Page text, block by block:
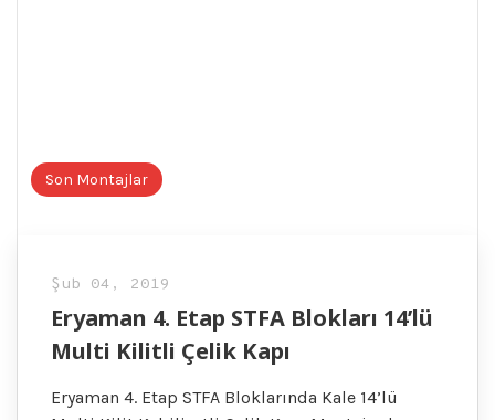
Son Montajlar
Şub 04, 2019
Eryaman 4. Etap STFA Blokları 14’lü
Multi Kilitli Çelik Kapı
Eryaman 4. Etap STFA Bloklarında Kale 14’lü